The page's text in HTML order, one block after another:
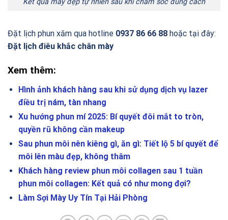
Kết quả mày đẹp tự nhiên sau khi chăm sóc đúng cách
Đặt lịch phun xăm qua hotline 0937 86 66 88 hoặc tại đây:
Đặt lịch điêu khắc chân mày
Xem thêm:
Hình ảnh khách hàng sau khi sử dụng dịch vụ lazer
điều trị nám, tàn nhang
Xu hướng phun mí 2025: Bí quyết đôi mắt to tròn,
quyền rũ không cần makeup
Sau phun môi nên kiêng gì, ăn gì: Tiết lộ 5 bí quyết để
môi lên màu đẹp, không thâm
Khách hàng review phun môi collagen sau 1 tuần
phun môi collagen: Kết quả có như mong đợi?
Làm Sợi Mày Uy Tín Tại Hải Phòng